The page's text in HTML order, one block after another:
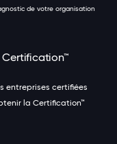
de votre organisation
Certification™
entreprises certifiées
la Certification™